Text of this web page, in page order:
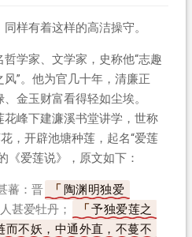
样有着这样的高洁操守。
学家、文学家，史称他“志趣
”。他为官几十年，清廉正
金玉财富看得轻如尘埃。
峰下建濂溪书堂讲学，世称
，开辟池塘种莲，起名“爱莲
《爱莲说》，原文如下：
蕃：晋
陶渊明独爱
甚爱牡丹；
予独爱莲之
而不妖，中通外直，不蔓不